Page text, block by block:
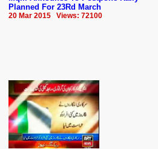
Planned For 23Rd March
20 Mar 2015 Views: 72100